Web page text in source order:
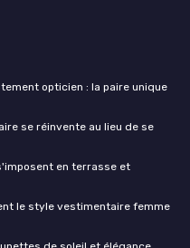
opticien : la paire unique
se réinvente au lieu de se
en terrasse et
le style vestimentaire femme